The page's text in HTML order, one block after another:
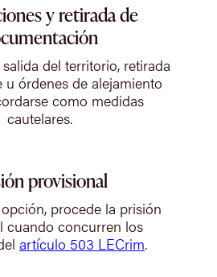
y retirada de
del territorio, retirada
u órdenes de alejamiento
como medidas
cautelares.
provisional
procede la prisión
cuando concurren los
artículo 503 LECrim.